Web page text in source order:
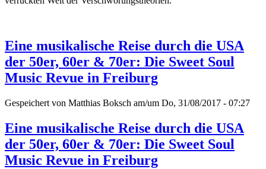
Eine musikalische Reise durch die USA
der 50er, 60er & 70er: Die Sweet Soul
Music Revue in Freiburg
Gespeichert von Matthias Boksch am/um Do, 31/08/2017 - 07:27
Eine musikalische Reise durch die USA
der 50er, 60er & 70er: Die Sweet Soul
Music Revue in Freiburg